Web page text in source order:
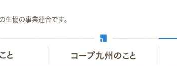
生協の事業連合です。